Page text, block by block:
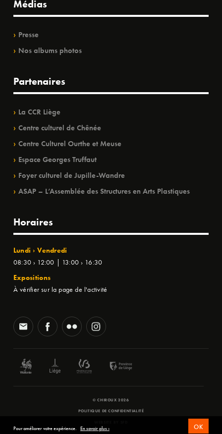
Médias
Presse
Nos albums photos
Partenaires
La CCR Liège
Centre culturel de Chênée
Centre Culturel Ourthe et Meuse
Espace Georges Truffaut
Foyer culturel de Jupille-Wandre
ASAP – L’Assemblée des Structures en Arts Plastiques
Horaires
Lundi › Vendredi
08:30 › 12:00 | 13:00 › 16:30
Expositions
À vérifier sur la page de l'activité
© CHIROUX 2026
POLITIQUE DE CONFIDENTIALITÉ
Pour améliorer votre expérience. En savoir plus › OK